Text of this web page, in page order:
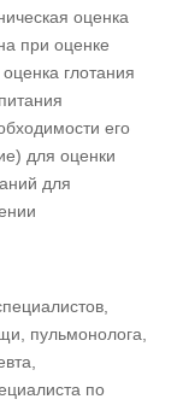
оценка
при оценке
глотания
его
для оценки
для
пульмонолога,
по